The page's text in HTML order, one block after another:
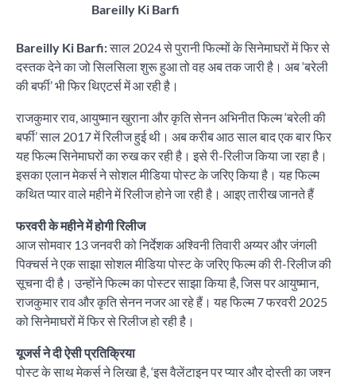
Bareilly Ki Barfi
Bareilly Ki Barfi:साल 2024 से पुरानी फिल्मों के सिनेमाघरों में फिर से
दस्तक देने का जो सिलसिला शुरू हुआ तो वह अब तक जारी है। अब ‘बरेली
की बर्फी’ भी फिर थिएटर्स में आ रही है।
राजकुमार राव, आयुष्मान खुराना और कृति सेनन अभिनीत फिल्म ‘बरेली की
बर्फी’ साल 2017 में रिलीज हुई थी। अब करीब आठ साल बाद एक बार फिर
यह फिल्म सिनेमाघरों का रुख कर रही है। इसे री-रिलीज किया जा रहा है।
इसका एलान मेकर्स ने सोशल मीडिया पोस्ट के जरिए किया है। यह फिल्म
कथित प्यार वाले महीने में रिलीज होने जा रही है। आइए तारीख जानते हैं
फरवरी के महीने में होगी रिलीज
आज सोमवार 13 जनवरी को निर्देशक अश्विनी तिवारी अय्यर और जंगली
पिक्चर्स ने एक साझा सोशल मीडिया पोस्ट के जरिए फिल्म की री-रिलीज की
सूचना दी है। उन्होंने फिल्म का पोस्टर साझा किया है, जिस पर आयुष्मान,
राजकुमार राव और कृति सेनन नजर आ रहे हैं। यह फिल्म 7 फरवरी 2025
को सिनेमाघरों में फिर से रिलीज हो रही है।
यूजर्स ने दी ऐसी प्रतिक्रिया
पोस्ट के साथ मेकर्स ने लिखा है, ‘इस वैलेंटाइन पर प्यार और दोस्ती का जश्न